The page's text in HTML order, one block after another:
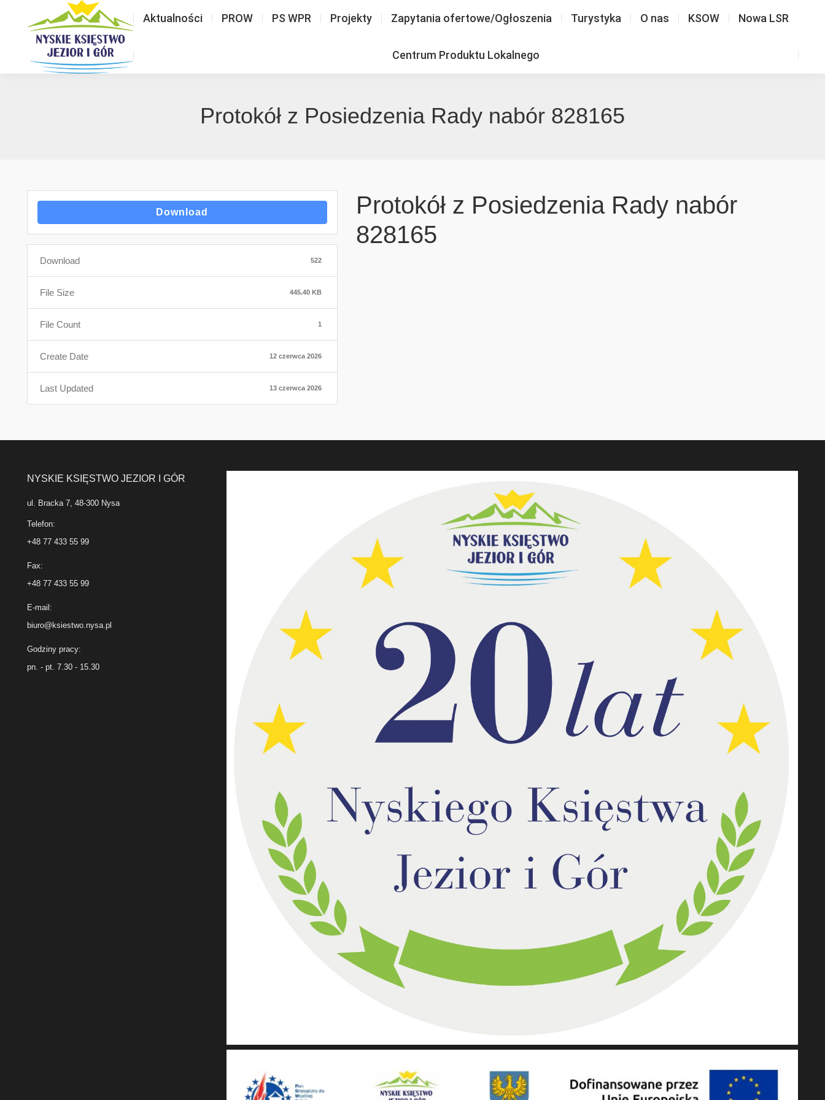
Aktualności PROW PS WPR Projekty Zapytania ofertowe/Ogłoszenia Turystyka O nas KSOW Nowa LSR
Centrum Produktu Lokalnego
Protokół z Posiedzenia Rady nabór 828165
Download
Download 522
File Size 445.40 KB
File Count 1
Create Date 12 czerwca 2026
Last Updated 13 czerwca 2026
Protokół z Posiedzenia Rady nabór
828165
NYSKIE KSIĘSTWO JEZIOR I GÓR
ul. Bracka 7, 48-300 Nysa
Telefon:
+48 77 433 55 99
Fax:
+48 77 433 55 99
E-mail:
biuro@ksiestwo.nysa.pl
Godziny pracy:
pn. - pt. 7.30 - 15.30